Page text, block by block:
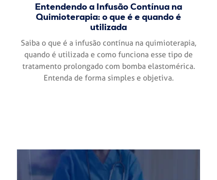
Entendendo a Infusão Contínua na
Quimioterapia: o que é e quando é
utilizada
Saiba o que é a infusão contínua na quimioterapia,
quando é utilizada e como funciona esse tipo de
tratamento prolongado com bomba elastomérica.
Entenda de forma simples e objetiva.